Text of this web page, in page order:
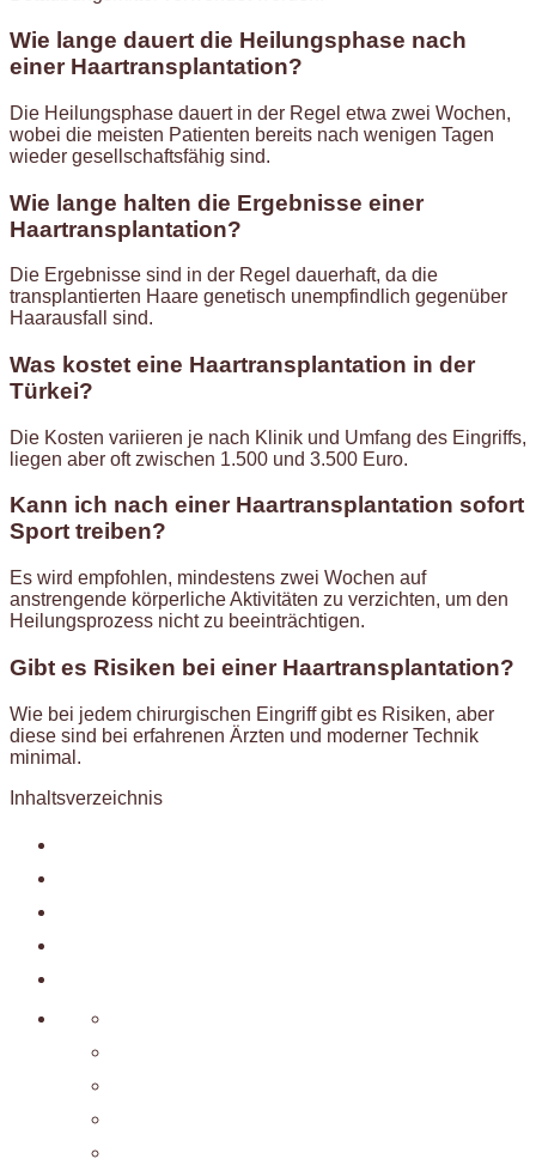
Wie lange dauert die Heilungsphase nach
einer Haartransplantation?
Die Heilungsphase dauert in der Regel etwa zwei Wochen,
wobei die meisten Patienten bereits nach wenigen Tagen
wieder gesellschaftsfähig sind.
Wie lange halten die Ergebnisse einer
Haartransplantation?
Die Ergebnisse sind in der Regel dauerhaft, da die
transplantierten Haare genetisch unempfindlich gegenüber
Haarausfall sind.
Was kostet eine Haartransplantation in der
Türkei?
Die Kosten variieren je nach Klinik und Umfang des Eingriffs,
liegen aber oft zwischen 1.500 und 3.500 Euro.
Kann ich nach einer Haartransplantation sofort
Sport treiben?
Es wird empfohlen, mindestens zwei Wochen auf
anstrengende körperliche Aktivitäten zu verzichten, um den
Heilungsprozess nicht zu beeinträchtigen.
Gibt es Risiken bei einer Haartransplantation?
Wie bei jedem chirurgischen Eingriff gibt es Risiken, aber
diese sind bei erfahrenen Ärzten und moderner Technik
minimal.
Inhaltsverzeichnis